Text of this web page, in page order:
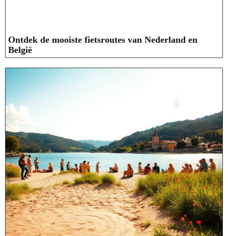
Ontdek de mooiste fietsroutes van Nederland en
België